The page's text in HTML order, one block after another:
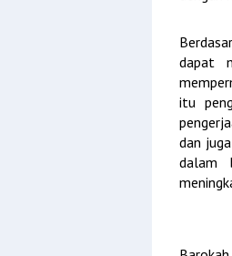
dapat
itu
dan
dalam